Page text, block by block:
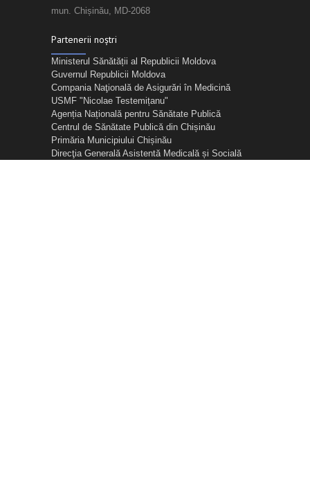
mun. Chișinău, MD-2068
Partenerii noștri
Ministerul Sănătății al Republicii Moldova
Guvernul Republicii Moldova
Compania Naţională de Asigurări în Medicină
USMF "Nicolae Testemițanu"
Agenția Națională pentru Sănătate Publică
Centrul de Sănătate Publică din Chișinău
Primăria Municipiului Chișinău
Direcţia Generală Asistentă Medicală și Socială